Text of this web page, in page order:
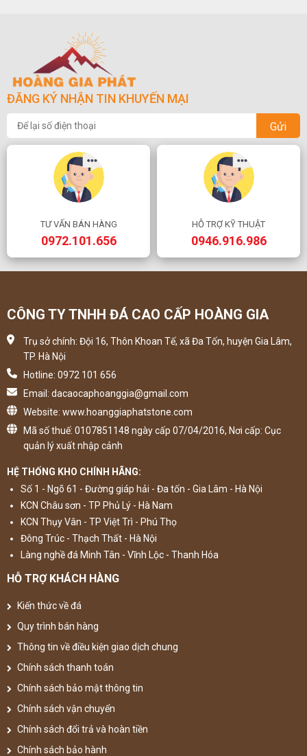
ĐĂNG KÝ NHẬN TIN KHUYẾN MẠI
Gửi
TƯ VẤN BÁN HÀNG
0972.101.656
HỖ TRỢ KỸ THUẬT
0946.916.986
CÔNG TY TNHH ĐÁ CAO CẤP HOÀNG GIA
Trụ sở chính: Đội 16, Thôn Khoan Tế, xã Đa Tốn, huyện Gia Lâm,
TP. Hà Nội
Hotline: 0972 101 656
Email: dacaocaphoanggia@gmail.com
Website: www.hoanggiaphatstone.com
Mã số thuế: 0107851148 ngày cấp 07/04/2016, Nơi cấp: Cục
quản lý xuất nhập cảnh
HỆ THỐNG KHO CHÍNH HÃNG:
Số 1 - Ngõ 61 - Đường giáp hải - Đa tốn - Gia Lâm - Hà Nội
KCN Châu sơn - TP Phủ Lý - Hà Nam
KCN Thụy Vân - TP Việt Trì - Phú Thọ
Đông Trúc - Thạch Thất - Hà Nội
Làng nghề đá Minh Tân - Vĩnh Lộc - Thanh Hóa
HỖ TRỢ KHÁCH HÀNG
Kiến thức về đá
Quy trình bán hàng
Thông tin về điều kiện giao dịch chung
Chính sách thanh toán
Chính sách bảo mật thông tin
Chính sách vận chuyển
Chính sách đổi trả và hoàn tiền
Chính sách bảo hành